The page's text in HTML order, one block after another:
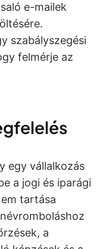
e-mailek
szabályszegési
felmérje az
egy vállalkozás
a jogi és iparági
tartása
a